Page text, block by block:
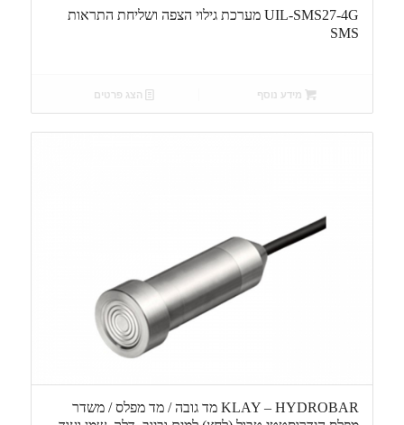
UIL-SMS27-4G מערכת גילוי הצפה ושליחת התראות
SMS
מידע נוסף הצג פרטים
KLAY – HYDROBAR מד גובה / מד מפלס / משדר